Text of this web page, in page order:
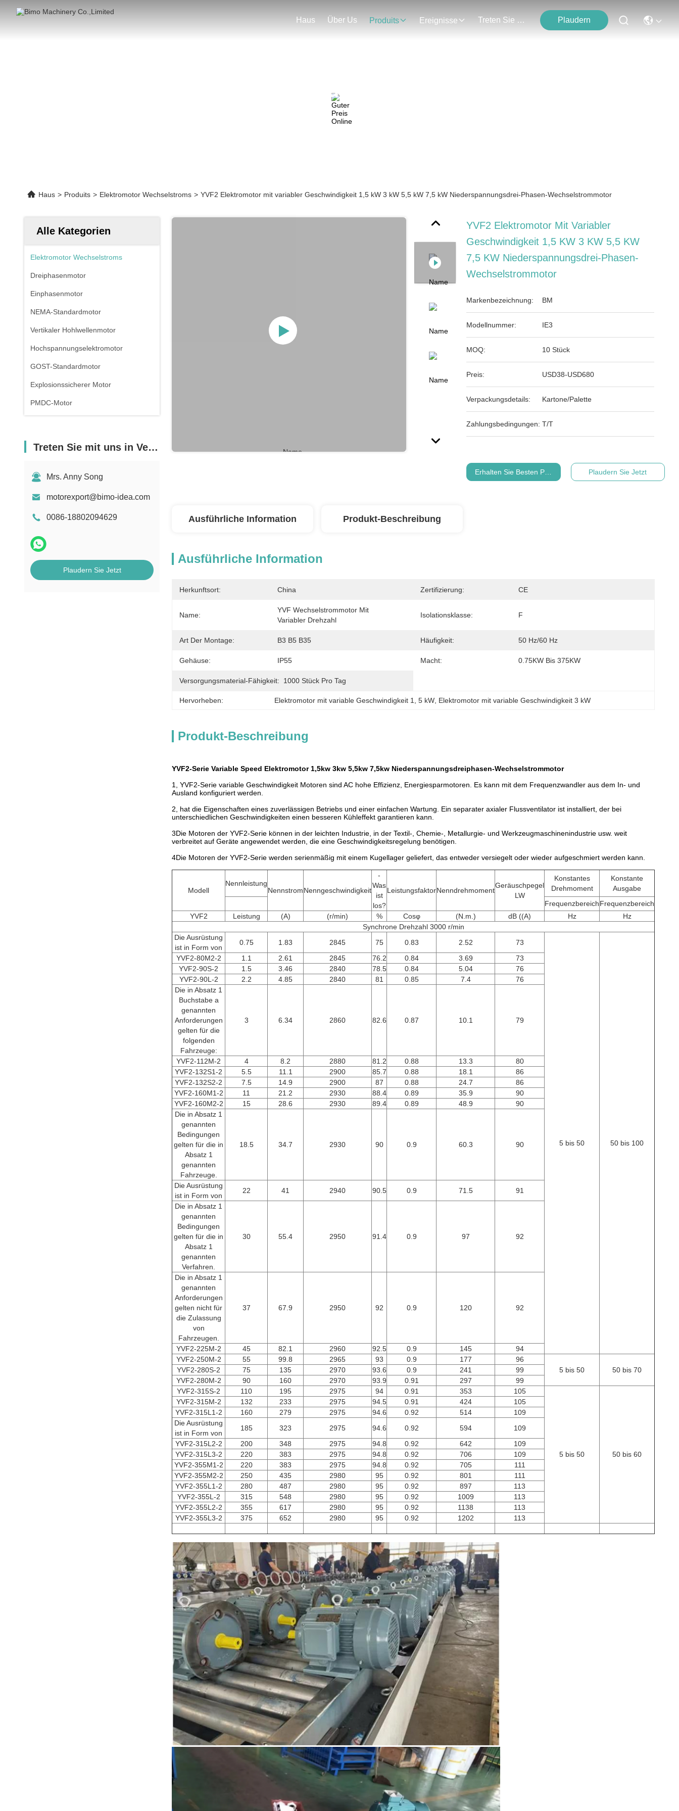
Haus Über Us Produits Ereignisse Treten Sie Mit Uns In Verbindung Plaudern
Einzelheiten Zu Den Produkten
Haus > Produits > Elektromotor Wechselstroms > YVF2 Elektromotor mit variabler Geschwindigkeit 1,5 kW 3 kW 5,5 kW 7,5 kW Niederspannungsdrei-Phasen-Wechselstrommotor
Alle Kategorien
Elektromotor Wechselstroms
Dreiphasenmotor
Einphasenmotor
NEMA-Standardmotor
Vertikaler Hohlwellenmotor
Hochspannungselektromotor
GOST-Standardmotor
Explosionssicherer Motor
PMDC-Motor
Treten Sie mit uns in Verbindung
Mrs. Anny Song
motorexport@bimo-idea.com
0086-18802094629
Plaudern Sie Jetzt
YVF2 Elektromotor Mit Variabler
Geschwindigkeit 1,5 KW 3 KW 5,5 KW
7,5 KW Niederspannungsdrei-Phasen-
Wechselstrommotor
Markenbezeichnung: BM
Modellnummer: IE3
MOQ: 10 Stück
Preis: USD38-USD680
Verpackungsdetails: Kartone/Palette
Zahlungsbedingungen: T/T
Erhalten Sie Besten Preis Plaudern Sie Jetzt
Ausführliche Information Produkt-Beschreibung
Ausführliche Information
Herkunftsort: China Zertifizierung: CE
Name:
YVF Wechselstrommotor Mit
Variabler Drehzahl
Isolationsklasse: F
Art Der Montage: B3 B5 B35 Häufigkeit: 50 Hz/60 Hz
Gehäuse: IP55 Macht: 0.75KW Bis 375KW
Versorgungsmaterial-Fähigkeit: 1000 Stück Pro Tag
Hervorheben: Elektromotor mit variable Geschwindigkeit 1 , 5 kW Elektromotor mit variable Geschwindigkeit 3 kW
Produkt-Beschreibung
YVF2-Serie Variable Speed Elektromotor 1,5kw 3kw 5,5kw 7,5kw Niederspannungsdreiphasen-Wechselstrommotor
1, YVF2-Serie variable Geschwindigkeit Motoren sind AC hohe Effizienz, Energiesparmotoren. Es kann mit dem Frequenzwandler aus dem In- und
Ausland konfiguriert werden.
2, hat die Eigenschaften eines zuverlässigen Betriebs und einer einfachen Wartung. Ein separater axialer Flussventilator ist installiert, der bei
unterschiedlichen Geschwindigkeiten einen besseren Kühleffekt garantieren kann.
3Die Motoren der YVF2-Serie können in der leichten Industrie, in der Textil-, Chemie-, Metallurgie- und Werkzeugmaschinenindustrie usw. weit
verbreitet auf Geräte angewendet werden, die eine Geschwindigkeitsregelung benötigen.
4Die Motoren der YVF2-Serie werden serienmäßig mit einem Kugellager geliefert, das entweder versiegelt oder wieder aufgeschmiert werden kann.
Modell
Nennleistung
NennstromNenngeschwindigkeit
-
Was
ist
los?
LeistungsfaktorNenndrehmoment
Geräuschpegel
LW
Konstantes
Drehmoment
Konstante
Ausgabe
FrequenzbereichFrequenzbereich
YVF2
Leistung (A) (r/min) % Cosφ (N.m.) dB ((A) Hz
Hz
Synchrone Drehzahl 3000 r/min
Die Ausrüstung
ist in Form von
0.75 1.83 2845 75 0.83 2.52 73
5 bis 50 50 bis 100
YVF2-80M2-2 1.1 2.61 2845 76.2 0.84 3.69
73
YVF2-90S-2
1.5 3.46 2840 78.5 0.84 5.04
76
YVF2-90L-2
2.2 4.85 2840 81 0.85 7.4
76
Die in Absatz 1
Buchstabe a
genannten
Anforderungen
gelten für die
folgenden
Fahrzeuge:
3 6.34 2860 82.6 0.87 10.1 79
YVF2-112M-2 4 8.2 2880 81.2 0.88 13.3
80
YVF2-132S1-2
5.5 11.1 2900 85.7 0.88 18.1
86
YVF2-132S2-2
7.5 14.9 2900 87 0.88 24.7
86
YVF2-160M1-2
11 21.2 2930 88.4 0.89 35.9
90
YVF2-160M2-2
15 28.6 2930 89.4 0.89 48.9
90
Die in Absatz 1
genannten
Bedingungen
gelten für die in
Absatz 1
genannten
Fahrzeuge.
18.5 34.7 2930 90 0.9 60.3 90
Die Ausrüstung
ist in Form von
22 41 2940 90.5 0.9 71.5
91
Die in Absatz 1
genannten
Bedingungen
gelten für die in
Absatz 1
genannten
Verfahren.
30 55.4 2950 91.4 0.9 97 92
Die in Absatz 1
genannten
Anforderungen
gelten nicht für
die Zulassung
von
Fahrzeugen.
37 67.9 2950 92 0.9 120 92
YVF2-225M-2 45 82.1 2960 92.5 0.9 145
94
YVF2-250M-2
55 99.8 2965 93 0.9 177
96
5 bis 50
50 bis 70
YVF2-280S-2 75 135 2970 93.6 0.9 241
99
YVF2-280M-2
90 160 2970 93.9 0.91 297
99
YVF2-315S-2
110 195 2975 94 0.91 353 105
5 bis 50 50 bis 60
YVF2-315M-2 132 233 2975 94.5 0.91 424
105
YVF2-315L1-2
160 279 2975 94.6 0.92 514
109
Die Ausrüstung
ist in Form von
185 323 2975 94.6 0.92 594
109
YVF2-315L2-2
200 348 2975 94.8 0.92 642
109
YVF2-315L3-2
220 383 2975 94.8 0.92 706
109
YVF2-355M1-2
220 383 2975 94.8 0.92 705
111
YVF2-355M2-2
250 435 2980 95 0.92 801
111
YVF2-355L1-2
280 487 2980 95 0.92 897
113
YVF2-355L-2
315 548 2980 95 0.92 1009
113
YVF2-355L2-2
355 617 2980 95 0.92 1138
113
YVF2-355L3-2
375 652 2980 95 0.92 1202 113